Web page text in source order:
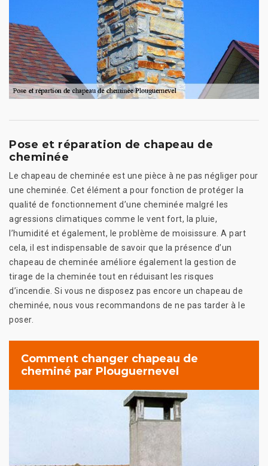
Pose et réparation de chapeau de
cheminée
Le chapeau de cheminée est une pièce à ne pas négliger pour
une cheminée. Cet élément a pour fonction de protéger la
qualité de fonctionnement d’une cheminée malgré les
agressions climatiques comme le vent fort, la pluie,
l’humidité et également, le problème de moisissure. A part
cela, il est indispensable de savoir que la présence d’un
chapeau de cheminée améliore également la gestion de
tirage de la cheminée tout en réduisant les risques
d’incendie. Si vous ne disposez pas encore un chapeau de
cheminée, nous vous recommandons de ne pas tarder à le
poser.
Comment changer chapeau de
cheminé par Plouguernevel